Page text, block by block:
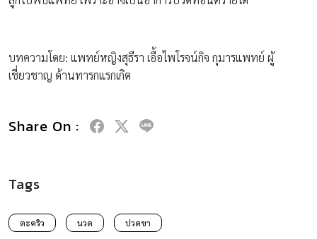
บทความโดย: แพทย์หญิงสุธีรา เอื้อไพโรจน์กิจ กุมารแพทย์ ผู้
เชี่ยวชาญ ด้านทารกแรกเกิด
Share On :
Tags
ตะคริว นวด ปวดขา